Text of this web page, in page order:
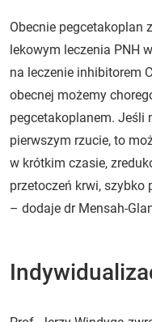
Obecnie pegcetakoplan
lekowym leczenia PNH
na leczenie inhibitorem
obecnej możemy
pegcetakoplanem. Jeśli
pierwszym rzucie, to
w krótkim czasie,
przetoczeń krwi,
– dodaje dr Mensah-